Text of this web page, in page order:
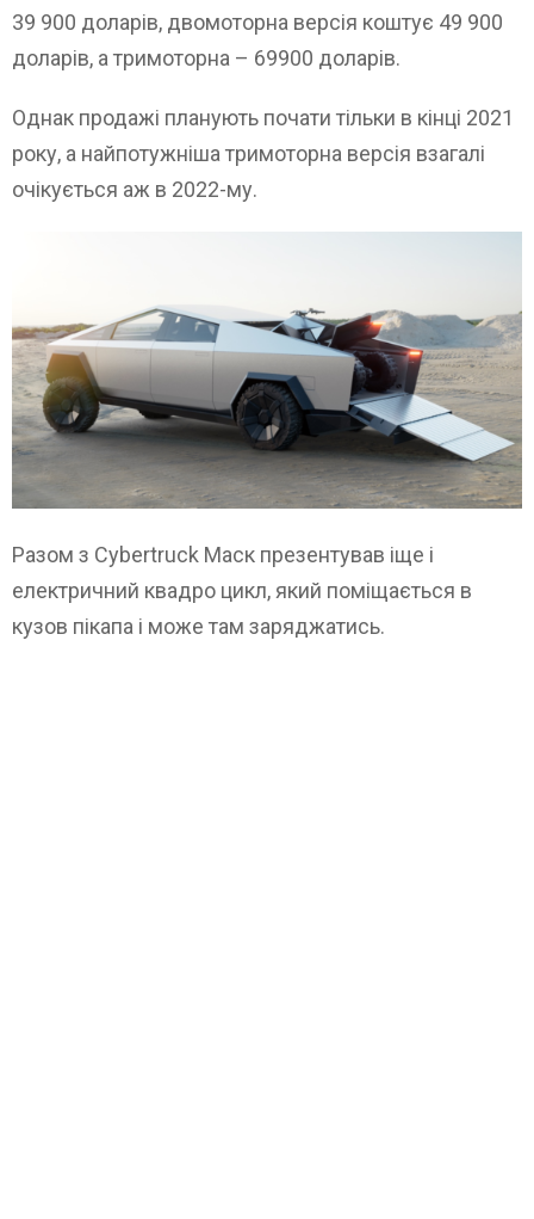
39 900 доларів, двомоторна версія коштує 49 900
доларів, а тримоторна – 69900 доларів.
Однак продажі планують почати тільки в кінці 2021
року, а найпотужніша тримоторна версія взагалі
очікується аж в 2022-му.
Разом з Cybertruck Маск презентував іще і
електричний квадро цикл, який поміщається в
кузов пікапа і може там заряджатись.